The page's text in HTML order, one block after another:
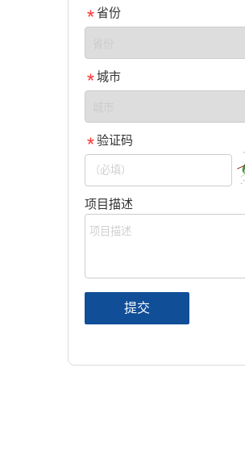
省份
城市
验证码
项目描述
提交